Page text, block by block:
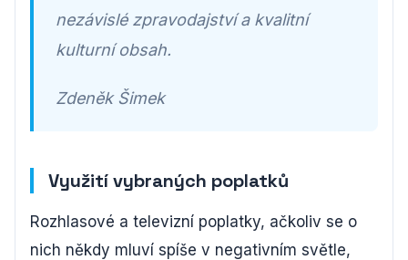
nezávislé zpravodajství a kvalitní
kulturní obsah.
Zdeněk Šimek
Využití vybraných poplatků
Rozhlasové a televizní poplatky, ačkoliv se o
nich někdy mluví spíše v negativním světle,